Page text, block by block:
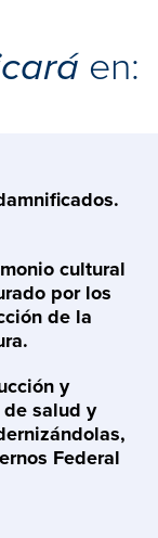
en:
cultural
por los
de la
y
salud y
Federal